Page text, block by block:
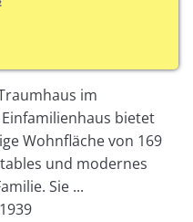
im
bietet
Wohnfläche von 169
und modernes
Sie ...